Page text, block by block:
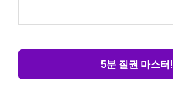
5분 질권 마스터!